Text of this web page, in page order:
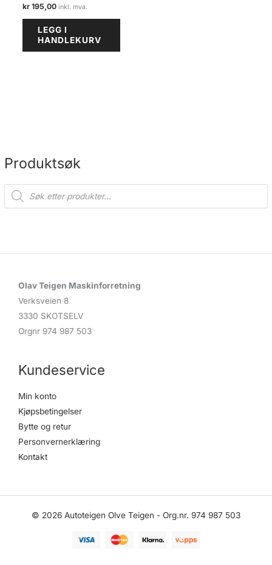
Produktsøk
P
d
kr 195,00
LEGG I
HANDLEKURV
Olav Teigen Maskinforretning
Verksveien 8
3330 SKOTSELV
Orgnr 974 987 503
Kundeservice
Min konto
Kjøpsbetingelser
Bytte og retur
Personvernerklæring
Kontakt
© 2026 Autoteigen Olve Teigen - Org.nr. 974 987 503